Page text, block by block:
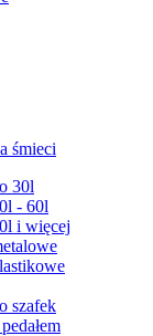
śmieci
30l
- 60l
i więcej
szafek